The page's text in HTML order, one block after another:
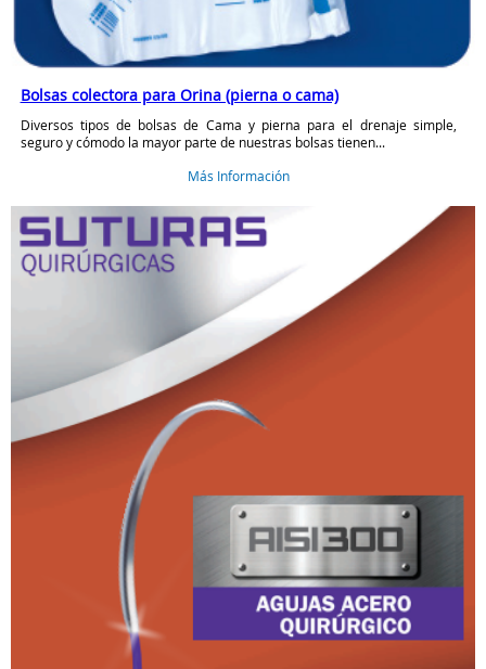
Bolsas colectora para Orina (pierna o cama)
Diversos tipos de bolsas de Cama y pierna para el drenaje simple,
seguro y cómodo la mayor parte de nuestras bolsas tienen...
Más Información